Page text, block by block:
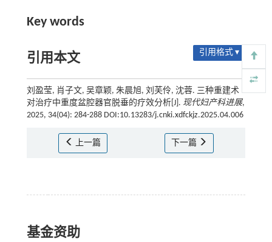
Key words
引用本文 引用格式 ▾
刘盈莹, 肖子文, 吴章颖, 朱晨旭, 刘芙伶, 沈蓉. 三种重建术
对治疗中重度盆腔器官脱垂的疗效分析[J]. 现代妇产科进展,
2025, 34(04): 284-288 DOI:10.13283/j.cnki.xdfckjz.2025.04.006
上一篇 下一篇
基金资助